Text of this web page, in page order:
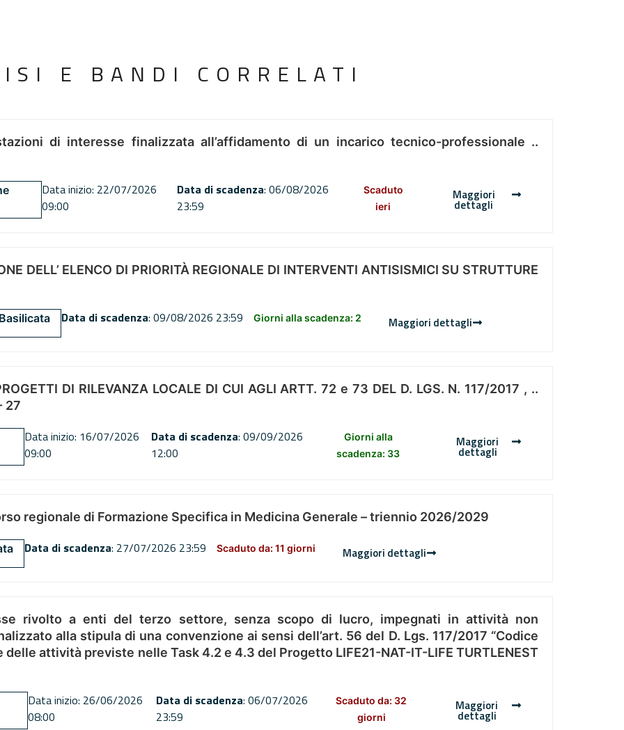
E BANDI CORRELATI
di interesse finalizzata all’affidamento di un incarico tecnico-professionale ..
Data inizio: 22/07/2026
09:00
Data di scadenza: 06/08/2026
23:59
Scaduto
ieri
Maggiori
dettagli
DELL’ ELENCO DI PRIORITÀ REGIONALE DI INTERVENTI ANTISISMICI SU STRUTTURE
Data di scadenza: 09/08/2026 23:59 Giorni alla scadenza: 2 Maggiori dettagli
DI RILEVANZA LOCALE DI CUI AGLI ARTT. 72 e 73 DEL D. LGS. N. 117/2017 , ..
27
Data inizio: 16/07/2026
09:00
Data di scadenza: 09/09/2026
12:00
Giorni alla
scadenza: 33
Maggiori
dettagli
regionale di Formazione Specifica in Medicina Generale – triennio 2026/2029
Data di scadenza: 27/07/2026 23:59 Scaduto da: 11 giorni Maggiori dettagli
rivolto a enti del terzo settore, senza scopo di lucro, impegnati in attività non
alla stipula di una convenzione ai sensi dell’art. 56 del D. Lgs. 117/2017 “Codice
attività previste nelle Task 4.2 e 4.3 del Progetto LIFE21-NAT-IT-LIFE TURTLENEST
Data inizio: 26/06/2026
08:00
Data di scadenza: 06/07/2026
23:59
Scaduto da: 32
giorni
Maggiori
dettagli